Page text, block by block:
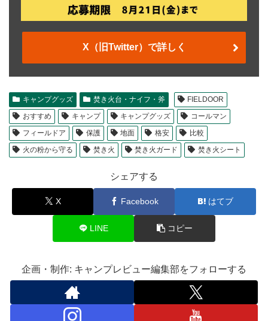
X（旧Twitter）で詳しく
キャンプグッズ 焚き火台・ナイフ・斧
FIELDOOR
おすすめ
キャンプ キャンプグッズ
コールマン
フィールドア
保護 地面 格安
比較
火の粉から守る
焚き火 焚き火ガード 焚き火シート
シェアする
X Facebook はてブ
LINE コピー
企画・制作: キャンプレビュー編集部をフォローする